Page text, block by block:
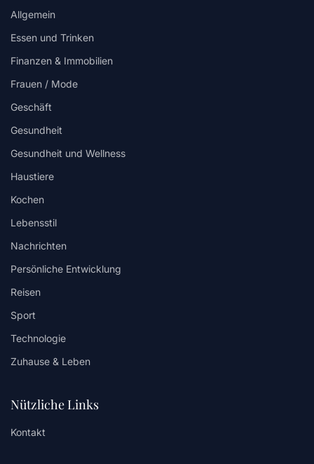
Allgemein
Essen und Trinken
Finanzen & Immobilien
Frauen / Mode
Geschäft
Gesundheit
Gesundheit und Wellness
Haustiere
Kochen
Lebensstil
Nachrichten
Persönliche Entwicklung
Reisen
Sport
Technologie
Zuhause & Leben
Nützliche Links
Kontakt